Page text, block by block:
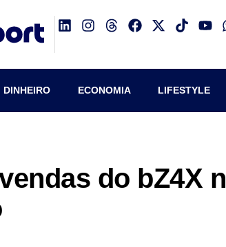
DINHEIRO ECONOMIA LIFESTYLE
do bZ4X